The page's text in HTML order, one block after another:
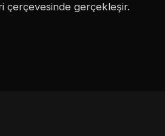
çerçevesinde gerçekleşir.